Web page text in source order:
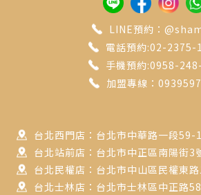
LINE預約：
電話預約:02-2375-
手機預約:0958-
加盟專線：
台北西門店：台北市中華路一段59-
台北站前店：台北市中正區南陽街3
台北民權店：台北市中山區民權東
台北士林店：台北市士林區中正路